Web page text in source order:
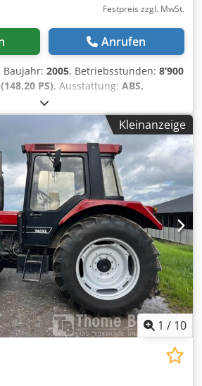
Festpreis zzgl. MwSt.
Anrufen
Baujahr: 2005, Betriebsstunden: 8’900
PS), Ausstattung: ABS,
Klimaanlage
mm Höhe:2.997 mm
Radstand:2.723 mm
144PS Nenndrehzahl:2.200/min
cm³
Allradantrieb
Kleinanzeige
1 / 10